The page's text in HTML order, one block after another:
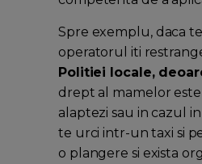
Spre exemplu, daca
operatorul iti
Politiei locale,
drept al mamelor
alaptezi sau in cazul
te urci intr-un taxi si
o plangere si exista